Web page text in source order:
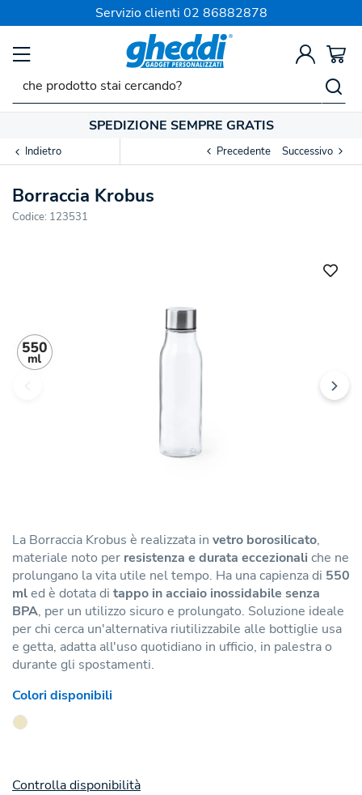
Servizio clienti 02 86882878
SPEDIZIONE SEMPRE GRATIS
Indietro Precedente Successivo
Borraccia Krobus
Codice: 123531
La Borraccia Krobus è realizzata in vetro borosilicato,
materiale noto per resistenza e durata eccezionaliche ne
prolungano la vita utile nel tempo. Ha una capienza di 550
mled è dotata di tappo in acciaio inossidabile senza
BPA, per un utilizzo sicuro e prolungato. Soluzione ideale
per chi cerca un'alternativa riutilizzabile alle bottiglie usa
e getta, adatta all'uso quotidiano in ufficio, in palestra o
durante gli spostamenti.
Colori disponibili
Controlla disponibilità